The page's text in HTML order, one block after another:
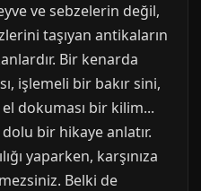
ve sebzelerin değil,
taşıyan antikaların
Bir kenarda
işlemeli bir bakır sini,
dokuması bir kilim...
bir hikaye anlatır.
yaparken, karşınıza
Belki de